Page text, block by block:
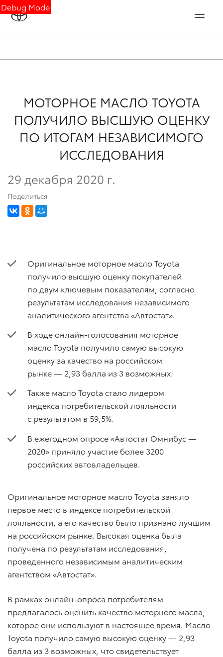
Debug Mode
МОТОРНОЕ МАСЛО TOYOTA
ПОЛУЧИЛО ВЫСШУЮ ОЦЕНКУ
ПО ИТОГАМ НЕЗАВИСИМОГО
ИССЛЕДОВАНИЯ
29 декабря 2020 г.
Поделиться
Оригинальное моторное масло Toyota
получило высшую оценку покупателей
по двум ключевым показателям, согласно
результатам исследования независимого
аналитического агентства «Автостат».
В ходе онлайн-голосования моторное
масло Toyota получило самую высокую
оценку за качество на российском
рынке — 2,93 балла из 3 возможных.
Также масло Toyota стало лидером
индекса потребительской лояльности
с результатом в 59,5%.
В ежегодном опросе «Автостат Омнибус —
2020» приняло участие более 3200
российских автовладельцев.
Оригинальное моторное масло Toyota заняло
первое место в индексе потребительской
лояльности, а его качество было признано лучшим
на российском рынке. Высокая оценка была
получена по результатам исследования,
проведенного независимым аналитическим
агентством «Автостат».
В рамках онлайн-опроса потребителям
предлагалось оценить качество моторного масла,
которое они используют в настоящее время. Масло
Toyota получило самую высокую оценку — 2,93
балла из 3 возможных, что свидетельствует